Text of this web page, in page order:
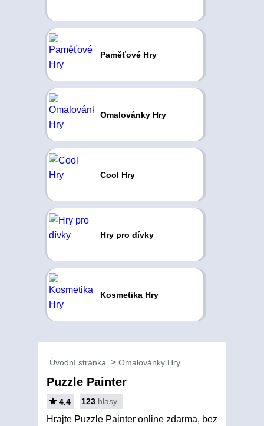
Paměťové Hry
Omalovánky Hry
Cool Hry
Hry pro dívky
Kosmetika Hry
Úvodní stránka Omalovánky Hry
Puzzle Painter
4.4 123 hlasy
Hrajte Puzzle Painter online zdarma, bez